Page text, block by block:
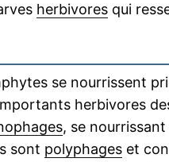
herbivores qui
se nourrissent
herbivores
, se
sont polyphages et